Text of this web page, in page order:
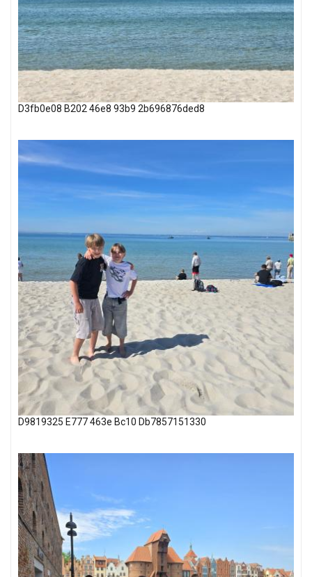
D3fb0e08 B202 46e8 93b9 2b696876ded8
D9819325 E777 463e Bc10 Db7857151330